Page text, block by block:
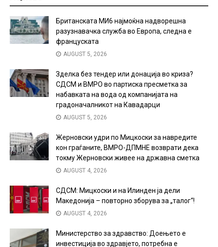
Британската МИ6 најмоќна надворешна
разузнавачка служба во Европа, следна е
француската
AUGUST 5, 2026
Зделка без тендер или донација во криза?
СДСМ и ВМРО во партиска пресметка за
набавката на вода од компанијата на
градоначалникот на Кавадарци
AUGUST 5, 2026
Жерновски удри по Мицкоски за навредите
кон граѓаните, ВМРО-ДПМНЕ возврати дека
токму Жерновски живее на државна сметка
AUGUST 4, 2026
СДСМ: Мицкоски и на Илинден ја дели
Македонија – повторно зборува за „талог“!
AUGUST 4, 2026
Министерство за здравство: Доењето е
инвестиција во здравјето, потребна е